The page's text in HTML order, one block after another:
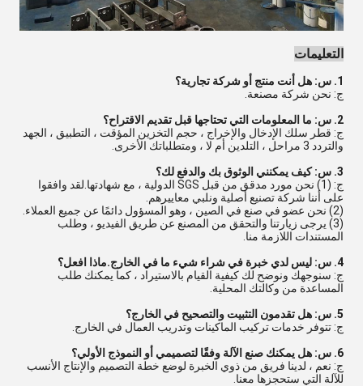
التعليمات
1. س: هل أنت منتج أو شركة تجارية؟
ج: نحن شركة مصنعة.
2. س: ما المعلومات التي تحتاجها قبل تقديم الاقتراح؟
ج: قطر سلك الإدخال والإخراج ، حجم التخزين المؤقت ، التطبيق ، الجهد
والتردد 3 مراحل ، التلدين أم لا ، ومتطلباتك الأخرى.
3. س: كيف يمكنني الوثوق بك والدفع لك؟
ج: (1) نحن مورد مدقق من قبل SGS الدولية ، مع شهادتها.لقد وافقوا
على أننا شركة تصنيع أصلية ونلبي معاييرهم.
(2) نحن عضو في صنع في الصين ، وهو المسؤول دائمًا عن جميع العملاء.
(3) يرجى زيارتنا والتحقق من المصنع عن طريق الفيديو ، وطلب
المستندات اللازمة منا.
4. س: ليس لدي خبرة في شراء شيء ما في الخارج.ماذا افعل؟
ج: سنوجهك ونوضح لك كيفية القيام بالاستيراد ، كما يمكنك طلب
المساعدة من وكالتك المحلية.
5. س: هل تقدمون التثبيت والتصحيح في الخارج؟
ج: تتوفر خدمات تركيب الماكينات وتدريب العمال في الخارج.
6. س: هل يمكنك صنع الآلة وفقًا لتصميمي أو النموذج الأولي؟
ج: نعم ، لدينا فريق من ذوي الخبرة لوضع خطة التصميم والإنتاج الأنسب
للآلة التي ستحجزها معنا.